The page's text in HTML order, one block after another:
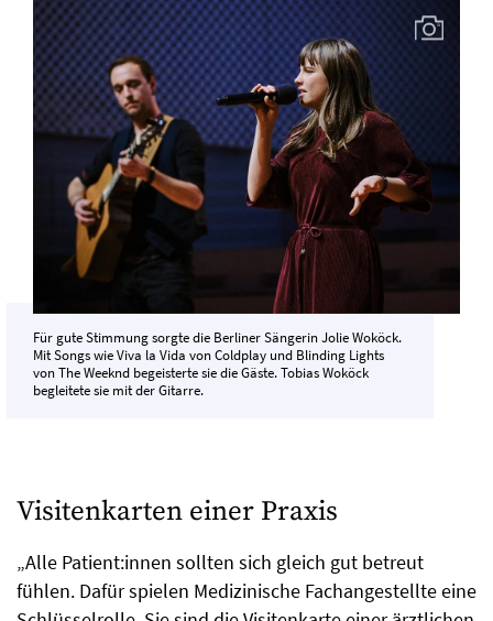
Für gute Stimmung sorgte die Berliner Sängerin Jolie Woköck.
Mit Songs wie Viva la Vida von Coldplay und Blinding Lights
von The Weeknd begeisterte sie die Gäste. Tobias Woköck
begleitete sie mit der Gitarre.
Visitenkarten einer Praxis
„Alle Patient:innen sollten sich gleich gut betreut
fühlen. Dafür spielen Medizinische Fachangestellte eine